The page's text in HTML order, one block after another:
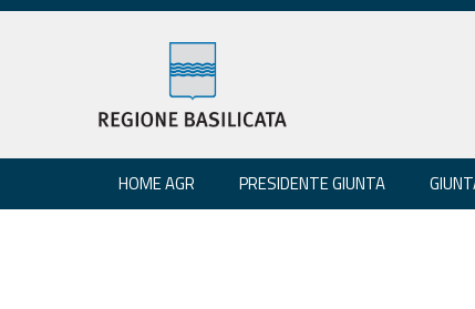
HOME AGR PRESIDENTE GIUNTA